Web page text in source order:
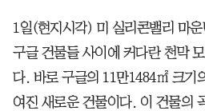
1일(현지시각) 미 실리콘밸리 마
구글 건물들 사이에 커다란 천막
다. 바로 구글의 11만1484㎡ 크기
여진 새로운 건물이다. 이 건물의